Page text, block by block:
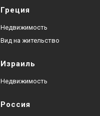
Греция
Недвижимость
Вид на жительство
Израиль
Недвижимость
Россия